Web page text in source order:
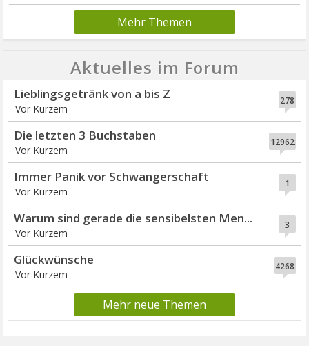
Mehr Themen
Aktuelles im Forum
278
Lieblingsgetränk von a bis Z
Vor Kurzem
12962
Die letzten 3 Buchstaben
Vor Kurzem
1
Immer Panik vor Schwangerschaft
Vor Kurzem
3
Warum sind gerade die sensibelsten Men...
Vor Kurzem
4268
Glückwünsche
Vor Kurzem
Mehr neue Themen